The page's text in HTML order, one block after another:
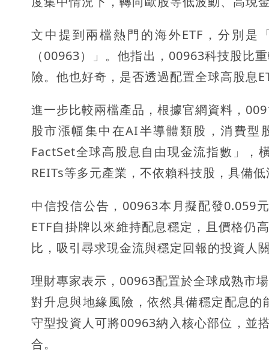
文中提到兩檔熱門的海外ETF，分別是
（00963）」。他指出，00963科技股比
險。他也好奇，是否透過配置全球高股息
進一步比較兩檔產品，根據官網資料，
股市漲幅集中在AI半導體類股，消費型
FactSet全球高股息自由現金流指數」，
REITs等多元產業，不依賴科技股，具備低
中信投信公告，00963本月擬配發0.059
ETF自掛牌以來維持配息穩定，且價格仍
比，吸引尋求現金流與穩定回報的投資人關
理財專家表示，00963配置於全球成熟市
對升息與地緣風險，依然具備穩定配息
守型投資人可將00963納入核心部位，並
合。